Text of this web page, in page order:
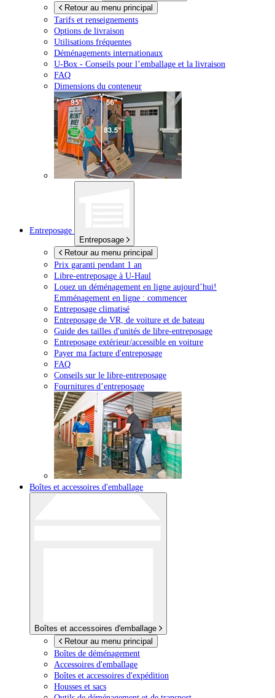
Retour au menu principal
Tarifs et renseignements
Options de livraison
Utilisations fréquentes
Déménagements internationaux
U-Box - Conseils pour l’emballage et la livraison
FAQ
Dimensions du conteneur
Entreposage
Entreposage
Retour au menu principal
Prix garanti pendant 1 an
Libre-entreposage à U-Haul
Louez un déménagement en ligne aujourd’hui!
Emménagement en ligne : commencer
Entreposage climatisé
Entreposage de VR, de voiture et de bateau
Guide des tailles d'unités de libre-entreposage
Entreposage extérieur/accessible en voiture
Payer ma facture d'entreposage
FAQ
Conseils sur le libre-entreposage
Fournitures d’entreposage
Boîtes et accessoires d'emballage
Boîtes et accessoires d'emballage
Retour au menu principal
Boîtes de déménagement
Accessoires d'emballage
Boîtes et accessoires d'expédition
Housses et sacs